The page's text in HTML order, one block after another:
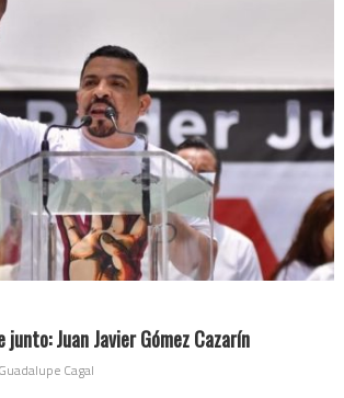
junto: Juan Javier Gómez Cazarín
Guadalupe Cagal